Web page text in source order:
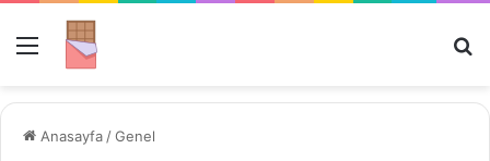
Menü
Anasayfa /Genel